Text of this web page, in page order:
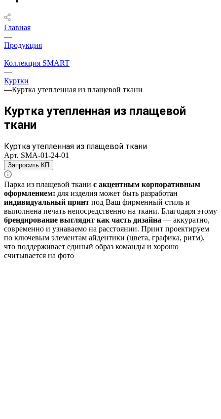
Главная
—
Продукция
—
Коллекция SMART
—
Куртки
—Куртка утепленная из плащевой ткани
Куртка утепленная из плащевой
ткани
Куртка утепленная из плащевой ткани
Арт. SMA-01-24-01
Запросить КП
Парка из плащевой ткани с акцентным корпоративным
оформлением: для изделия может быть разработан
индивидуальный принт под Ваш фирменный стиль и
выполнена печать непосредственно на ткани. Благодаря этому
брендирование выглядит как часть дизайна — аккуратно,
современно и узнаваемо на расстоянии. Принт проектируем
по ключевым элементам айдентики (цвета, графика, ритм),
что поддерживает единый образ команды и хорошо
считывается на фото